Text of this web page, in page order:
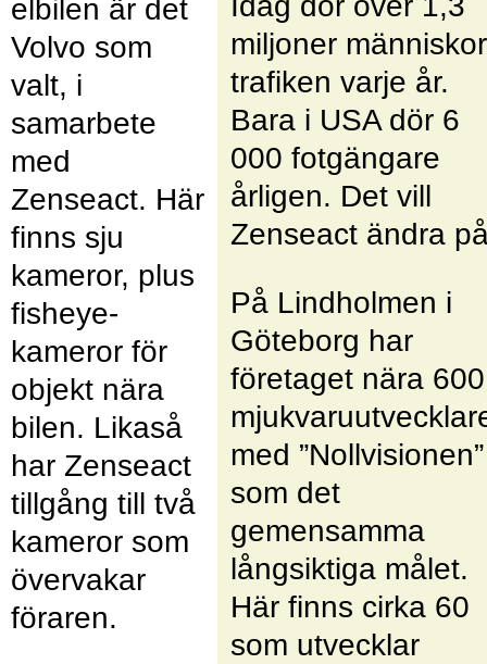
miljoner
trafiken varje år.
Bara i USA dör 6
000 fotgängare
årligen. Det vill
Zenseact ändra
På Lindholmen i
Göteborg har
företaget nära 600
med ”Nollvisionen”
som det
gemensamma
långsiktiga målet.
Här finns cirka 60
som utvecklar
elbilen är det
Volvo som
valt, i
samarbete
med
Zenseact. Här
finns sju
kameror, plus
fisheye-
kameror för
objekt nära
bilen. Likaså
har Zenseact
tillgång till två
kameror som
övervakar
föraren.